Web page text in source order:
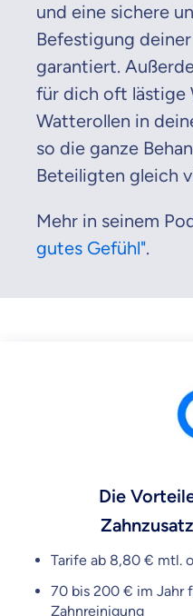
und eine sichere
Befestigung
garantiert.
für dich oft lästige
Watterollen in
so die ganze
Beteiligten gleich
Mehr in seinem
gutes Gefühl".
Die
Tarife ab 8,80 € mtl.
70 bis 200 € im Jahr
Zahnreinigung